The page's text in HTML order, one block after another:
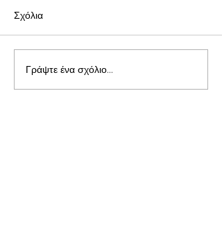
Σχόλια
Γράψτε ένα σχόλιο...